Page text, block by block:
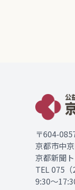
〒604-
京都市中
京都新聞
TEL 075（
9:30～